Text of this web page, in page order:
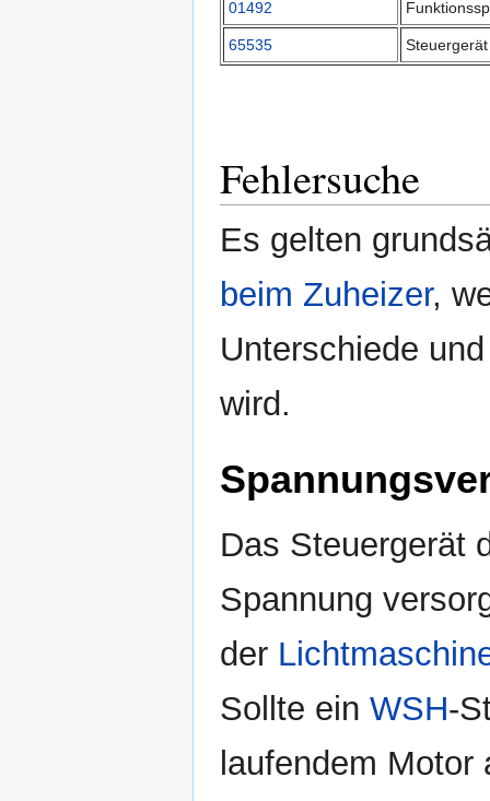
01492
65535
Fehlersuche
Es gelten
beim Zuheizer,
Unterschiede
wird.
Das Steuergerät
Spannung
der
Sollte ein WSH-
laufendem